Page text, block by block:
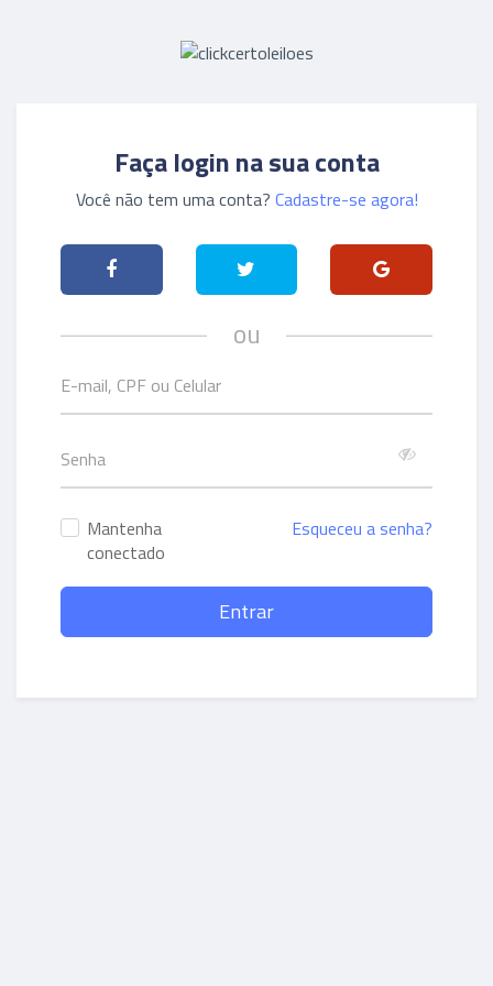
Faça login na sua conta
Você não tem uma conta? Cadastre-se agora!
ou
Mantenha
conectado
Esqueceu a senha?
Entrar